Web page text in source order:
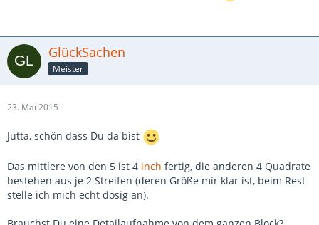
GlückSachen
Meister
23. Mai 2015
Jutta, schön dass Du da bist
Das mittlere von den 5 ist 4 inch fertig, die anderen 4 Quadrate
bestehen aus je 2 Streifen (deren Größe mir klar ist, beim Rest
stelle ich mich echt dösig an).